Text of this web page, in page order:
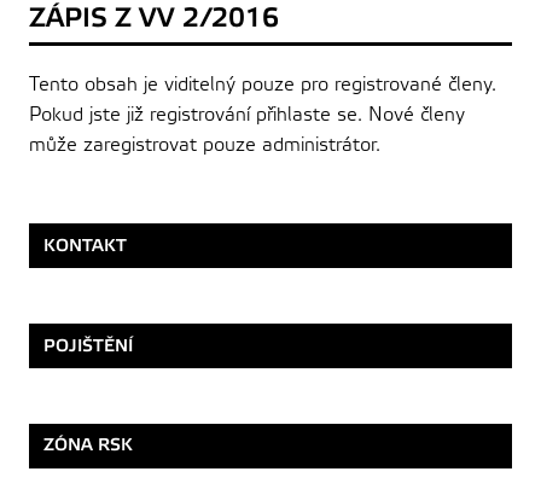
ZÁPIS Z VV 2/2016
Tento obsah je viditelný pouze pro registrované členy.
Pokud jste již registrování přihlaste se. Nové členy
může zaregistrovat pouze administrátor.
KONTAKT
POJIŠTĚNÍ
ZÓNA RSK